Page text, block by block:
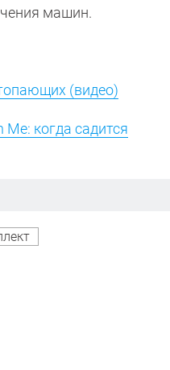
машин.
(видео)
когда садится